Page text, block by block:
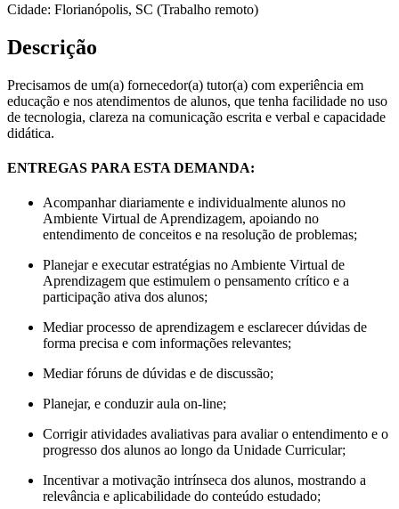
Cidade: Florianópolis, SC (Trabalho remoto)
Descrição
Precisamos de um(a) fornecedor(a) tutor(a) com experiência em
educação e nos atendimentos de alunos, que tenha facilidade no uso
de tecnologia, clareza na comunicação escrita e verbal e capacidade
didática.
ENTREGAS PARA ESTA DEMANDA:
Acompanhar diariamente e individualmente alunos no
Ambiente Virtual de Aprendizagem, apoiando no
entendimento de conceitos e na resolução de problemas;
Planejar e executar estratégias no Ambiente Virtual de
Aprendizagem que estimulem o pensamento crítico e a
participação ativa dos alunos;
Mediar processo de aprendizagem e esclarecer dúvidas de
forma precisa e com informações relevantes;
Mediar fóruns de dúvidas e de discussão;
Planejar, e conduzir aula on-line;
Corrigir atividades avaliativas para avaliar o entendimento e o
progresso dos alunos ao longo da Unidade Curricular;
Incentivar a motivação intrínseca dos alunos, mostrando a
relevância e aplicabilidade do conteúdo estudado;